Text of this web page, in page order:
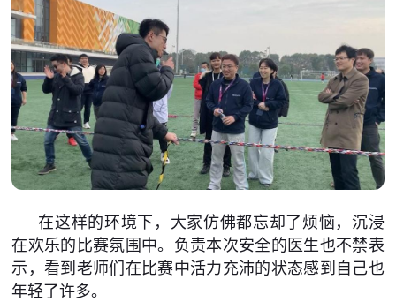
在这样的环境下，大家仿佛都忘却了烦恼，沉浸
在欢乐的比赛氛围中。负责本次安全的医生也不禁表
示，看到老师们在比赛中活力充沛的状态感到自己也
年轻了许多。